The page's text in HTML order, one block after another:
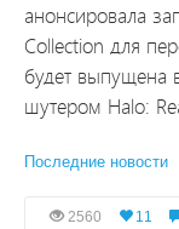
анонсировала
Collection для
будет выпущена
шутером Halo:
Последние новости
2560 11